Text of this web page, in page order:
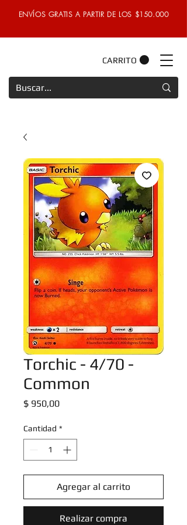
ENVÍOS GRATIS A PARTIR DE LOS $150.000
CARRITO
Torchic - 4/70 -
Common
$ 950,00Precio
Cantidad *
Agregar al carrito
Realizar compra